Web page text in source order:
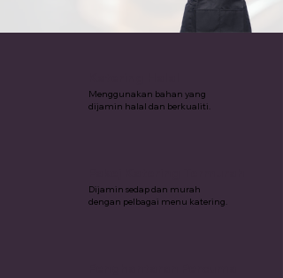
Menggunakan bahan yang
dijamin halal dan berkualiti.
Dijamin sedap dan murah
dengan pelbagai menu katering.